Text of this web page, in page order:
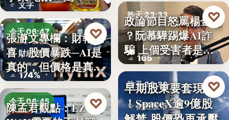
文字
民何堪？
今天 06:47
財經趨勢
174%
張瀞文專欄：財報報
喜，股價暴跌─AI是
真的，但價格是真
的…
♡
今天 06:45
陳孟君觀點：EZ ♡
昨天 23:33
詐騙警示
165
政論節目怒罵楊金龍
？阮慕驊踢爆AI詐
騙 上個受害者是
「這…
♡
昨天 23:30
財經股市
早期股東要套現了
！SpaceX逾9億股
♡